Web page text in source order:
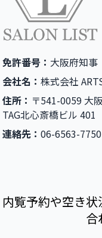
免許番号： 大阪府知事
会社名： 株式会社
住所： 〒541-0059 大
TAG北心斎橋ビル 401
連絡先： 06-6563-7750
内覧予約や空き
合